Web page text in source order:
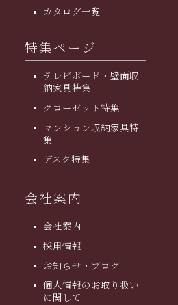
カタログ一覧
特集ページ
テレビボード・壁面収
納家具特集
クローゼット特集
マンション収納家具特
集
デスク特集
会社案内
会社案内
採用情報
お知らせ・ブログ
個人情報のお取り扱い
に関して